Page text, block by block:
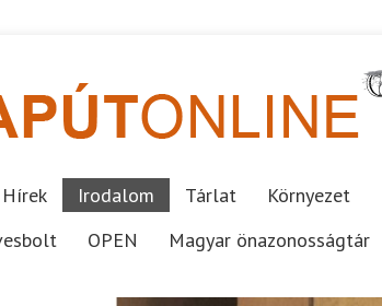
Hírek Irodalom Tárlat Környezet
OPEN Magyar önazonosságtár